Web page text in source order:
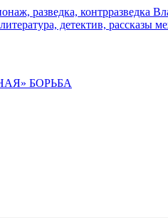
разведка, контрразведка
литература, детектив, рассказы
БОРЬБА